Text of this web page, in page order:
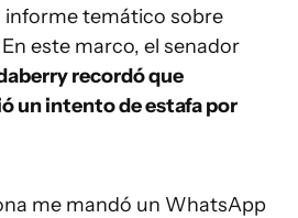
temático sobre
este marco, el senador
recordó que
un intento de estafa por
me mandó un WhatsApp